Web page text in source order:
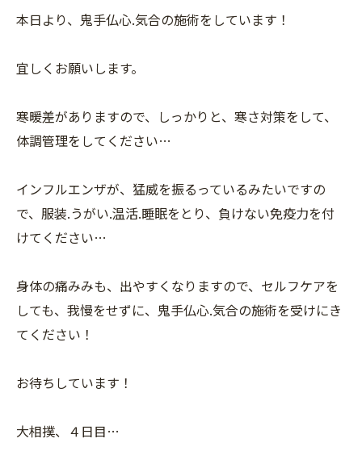
本日より、鬼手仏心.気合の施術をしています！
宜しくお願いします。
寒暖差がありますので、しっかりと、寒さ対策をして、
体調管理をしてください…
インフルエンザが、猛威を振るっているみたいですの
で、服装.うがい.温活.睡眠をとり、負けない免疫力を付
けてください…
身体の痛みみも、出やすくなりますので、セルフケアを
しても、我慢をせずに、鬼手仏心.気合の施術を受けにき
てください！
お待ちしています！
大相撲、４日目…